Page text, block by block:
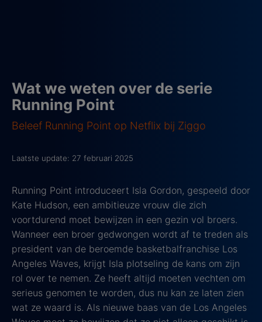
Wat we weten over de serie
Running Point
Beleef Running Point op Netflix bij Ziggo
Laatste update: 27 februari 2025
Running Point introduceert Isla Gordon, gespeeld door
Kate Hudson, een ambitieuze vrouw die zich
voortdurend moet bewijzen in een gezin vol broers.
Wanneer een broer gedwongen wordt af te treden als
president van de beroemde basketbalfranchise Los
Angeles Waves, krijgt Isla plotseling de kans om zijn
rol over te nemen. Ze heeft altijd moeten vechten om
serieus genomen te worden, dus nu kan ze laten zien
wat ze waard is. Als nieuwe baas van de Los Angeles